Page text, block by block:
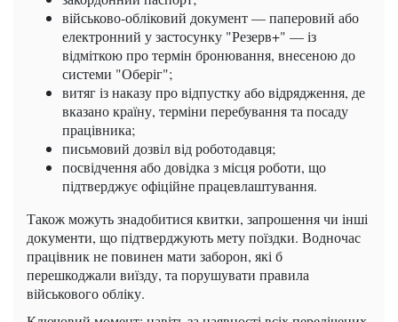
військово-обліковий документ — паперовий або
електронний у застосунку "Резерв+" — із
відміткою про термін бронювання, внесеною до
системи "Оберіг";
витяг із наказу про відпустку або відрядження, де
вказано країну, терміни перебування та посаду
працівника;
письмовий дозвіл від роботодавця;
посвідчення або довідка з місця роботи, що
підтверджує офіційне працевлаштування.
Також можуть знадобитися квитки, запрошення чи інші
документи, що підтверджують мету поїздки. Водночас
працівник не повинен мати заборон, які б
перешкоджали виїзду, та порушувати правила
військового обліку.